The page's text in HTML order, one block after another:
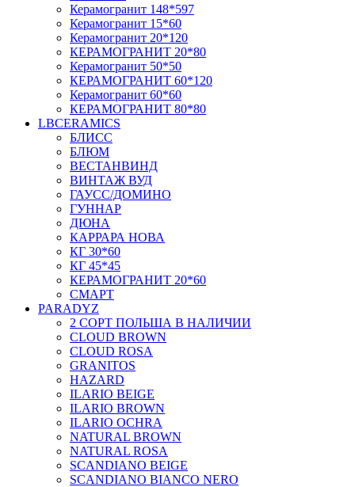
Керамогранит 148*597
Керамогранит 15*60
Керамогранит 20*120
КЕРАМОГРАНИТ 20*80
Керамогранит 50*50
КЕРАМОГРАНИТ 60*120
Керамогранит 60*60
КЕРАМОГРАНИТ 80*80
LBCERAMICS
БЛИСС
БЛЮМ
ВЕСТАНВИНД
ВИНТАЖ ВУД
ГАУСС/ДОМИНО
ГУННАР
ДЮНА
КАРРАРА НОВА
КГ 30*60
КГ 45*45
КЕРАМОГРАНИТ 20*60
СМАРТ
PARADYZ
2 СОРТ ПОЛЬША В НАЛИЧИИ
CLOUD BROWN
CLOUD ROSA
GRANITOS
HAZARD
ILARIO BEIGE
ILARIO BROWN
ILARIO OCHRA
NATURAL BROWN
NATURAL ROSA
SCANDIANO BEIGE
SCANDIANO BIANCO NERO